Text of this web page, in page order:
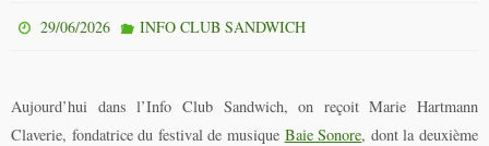
29/06/2026 INFO CLUB SANDWICH
Aujourd’hui dans l’Info Club Sandwich, on reçoit Marie Hartmann
Claverie, fondatrice du festival de musique Baie Sonore, dont la deuxième